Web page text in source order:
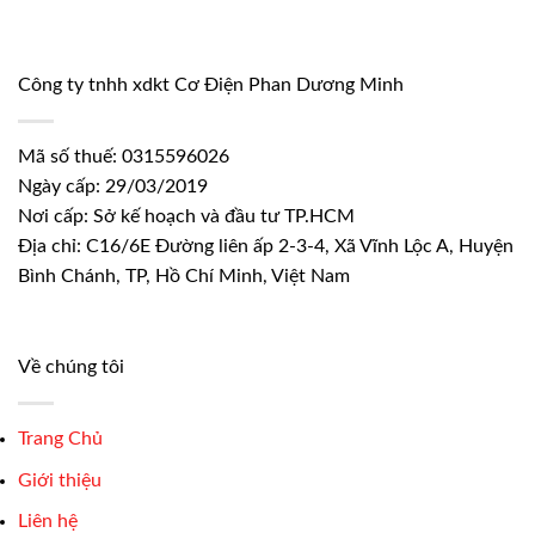
Công ty tnhh xdkt Cơ Điện Phan Dương Minh
Mã số thuế: 0315596026
Ngày cấp: 29/03/2019
Nơi cấp: Sở kế hoạch và đầu tư TP.HCM
Địa chỉ: C16/6E Đường liên ấp 2-3-4, Xã Vĩnh Lộc A, Huyện
Bình Chánh, TP, Hồ Chí Minh, Việt Nam
Về chúng tôi
Trang Chủ
Giới thiệu
Liên hệ